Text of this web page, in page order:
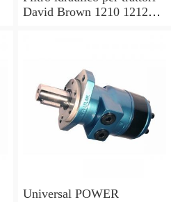
David Brown 1210 1212
Universal POWER